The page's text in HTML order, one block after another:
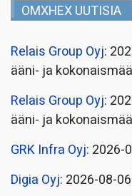
OMXHEX UUTISIA
Relais Group Oyj:
ääni- ja
Relais Group Oyj:
ääni- ja
GRK Infra Oyj: 2026-
Digia Oyj: 2026-08-